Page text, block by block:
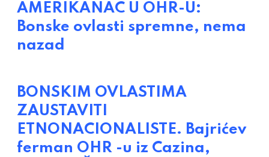
AMERIKANAC U OHR-U:
Bonske ovlasti spremne, nema
nazad
BONSKIM OVLASTIMA
ZAUSTAVITI
ETNONACIONALISTE. Bajrićev
ferman OHR -u iz Cazina,